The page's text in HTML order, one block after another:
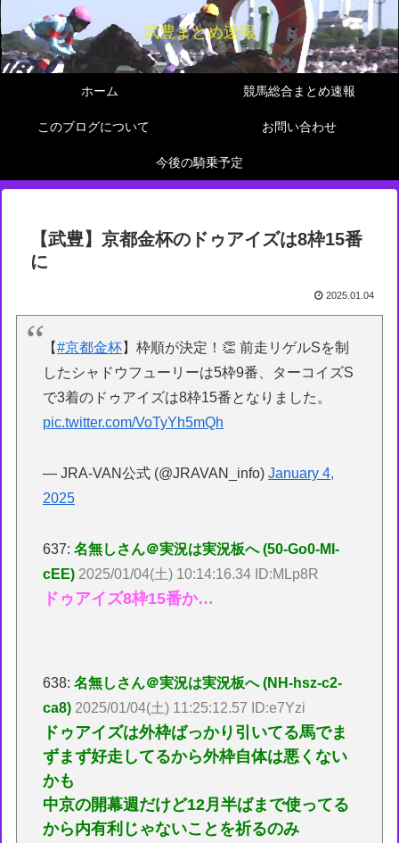
武豊まとめ速報
ホーム 競馬総合まとめ速報
このブログについて お問い合わせ
今後の騎乗予定
【武豊】京都金杯のドゥアイズは8枠15番
に
2025.01.04
【#京都金杯】枠順が決定！👏 前走リゲルSを制
したシャドウフューリーは5枠9番、ターコイズS
で3着のドゥアイズは8枠15番となりました。
pic.twitter.com/VoTyYh5mQh
— JRA-VAN公式 (@JRAVAN_info)January 4,
2025
637:名無しさん＠実況は実況板へ (50-Go0-MI-
cEE) 2025/01/04(土) 10:14:16.34 ID:MLp8R
ドゥアイズ8枠15番か…
638:名無しさん＠実況は実況板へ (NH-hsz-c2-
ca8) 2025/01/04(土) 11:25:12.57 ID:e7Yzi
ドゥアイズは外枠ばっかり引いてる馬でま
ずまず好走してるから外枠自体は悪くない
かも
中京の開幕週だけど12月半ばまで使ってる
から内有利じゃないことを祈るのみ